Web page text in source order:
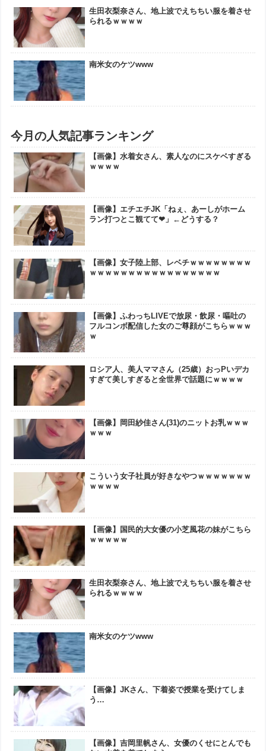
生田衣梨奈さん、地上波でえちちい服を着させ
られるｗｗｗｗ
南米女のケツwww
今月の人気記事ランキング
【画像】水着女さん、素人なのにスケベすぎる
ｗｗｗｗ
【画像】エチエチJK「ねぇ、あーしがホーム
ラン打つとこ観てて❤」←どうする？
【画像】女子陸上部、レベチｗｗｗｗｗｗｗｗ
ｗｗｗｗｗｗｗｗｗｗｗｗｗｗｗｗｗ
【画像】ふわっちLIVEで放尿・飲尿・嘔吐の
フルコンボ配信した女のご尊顔がこちらｗｗｗ
ｗ
ロシア人、美人ママさん（25歳）おっPいデカ
すぎて美しすぎると全世界で話題にｗｗｗｗ
【画像】岡田紗佳さん(31)のニットお乳ｗｗｗ
ｗｗｗ
こういう女子社員が好きなやつｗｗｗｗｗｗｗ
ｗｗｗｗ
【画像】国民的大女優の小芝風花の妹がこちら
ｗｗｗｗｗ
生田衣梨奈さん、地上波でえちちい服を着させ
られるｗｗｗｗ
南米女のケツwww
【画像】JKさん、下着姿で授業を受けてしま
う…
【画像】吉岡里帆さん、女優のくせにとんでも